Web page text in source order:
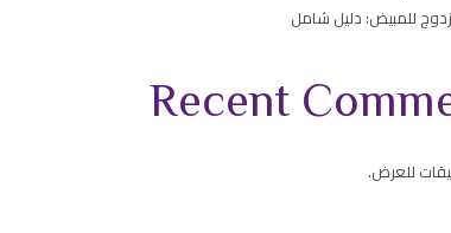
للمبيض: دليل شامل
Recent
للعرض.